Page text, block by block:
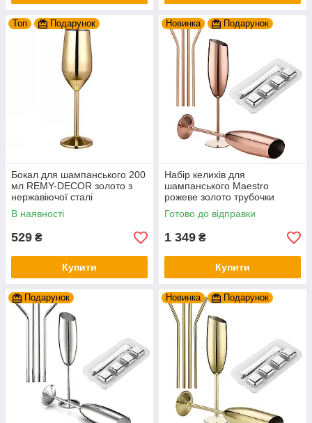
Топ Подарунок
Бокал для шампанського 200
мл REMY-DECOR золото з
нержавіючої сталі
В наявності
529 ₴
Купити
Новинка Подарунок
Набір келихів для
шампанського Maestro
рожеве золото трубочки
кубики для охолодження з
нержавіючої сталі REMY-
Готово до відправки
1 349 ₴
Купити
Подарунок Новинка Подарунок